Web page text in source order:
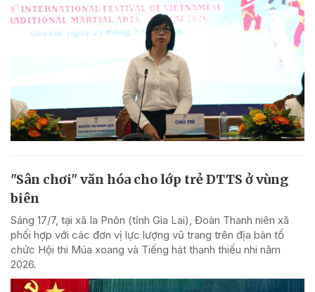
"Sân chơi" văn hóa cho lớp trẻ DTTS ở vùng
biên
Sáng 17/7, tại xã Ia Pnôn (tỉnh Gia Lai), Đoàn Thanh niên xã
phối hợp với các đơn vị lực lượng vũ trang trên địa bàn tổ
chức Hội thi Múa xoang và Tiếng hát thanh thiếu nhi năm
2026.